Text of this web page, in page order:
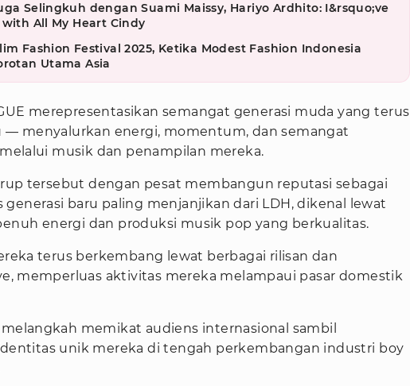
Selingkuh dengan Suami Maissy, Hariyo Ardhito: I&rsquo;ve
with All My Heart Cindy
Fashion Festival 2025, Ketika Modest Fashion Indonesia
Utama Asia
merepresentasikan semangat generasi muda yang terus
— menyalurkan energi, momentum, dan semangat
musik dan penampilan mereka.
tersebut dengan pesat membangun reputasi sebagai
generasi baru paling menjanjikan dari LDH, dikenal lewat
energi dan produksi musik pop yang berkualitas.
terus berkembang lewat berbagai rilisan dan
memperluas aktivitas mereka melampaui pasar domestik
melangkah memikat audiens internasional sambil
unik mereka di tengah perkembangan industri boy